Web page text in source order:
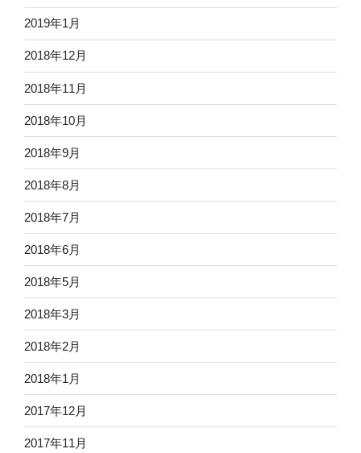
2019年1月
2018年12月
2018年11月
2018年10月
2018年9月
2018年8月
2018年7月
2018年6月
2018年5月
2018年3月
2018年2月
2018年1月
2017年12月
2017年11月